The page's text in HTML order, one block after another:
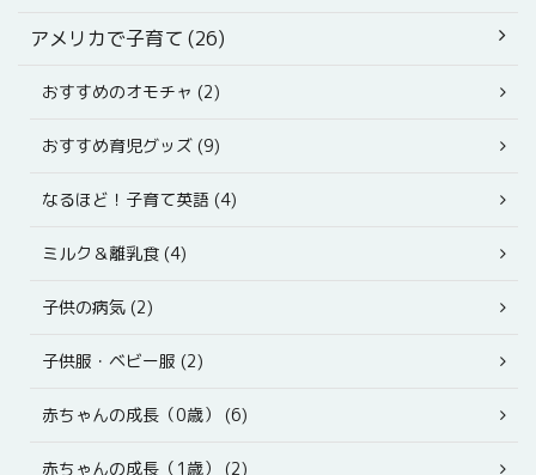
アメリカで子育て (26)
おすすめのオモチャ (2)
おすすめ育児グッズ (9)
なるほど！子育て英語 (4)
ミルク＆離乳食 (4)
子供の病気 (2)
子供服・ベビー服 (2)
赤ちゃんの成長（0歳） (6)
赤ちゃんの成長（1歳） (2)